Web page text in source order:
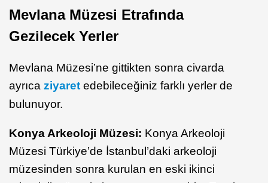
Mevlana Müzesi Etrafında
Gezilecek Yerler
Mevlana Müzesi’ne gittikten sonra civarda
ayrıca ziyaret edebileceğiniz farklı yerler de
bulunuyor.
Konya Arkeoloji Müzesi: Konya Arkeoloji
Müzesi Türkiye’de İstanbul’daki arkeoloji
müzesinden sonra kurulan en eski ikinci